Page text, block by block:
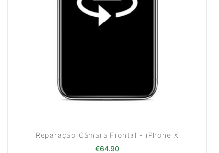
Reparação Câmara Frontal - iPhone X
€64.90